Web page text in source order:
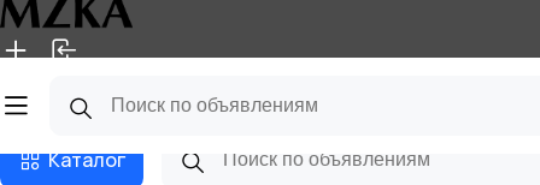
Главная Магазины
Каталог